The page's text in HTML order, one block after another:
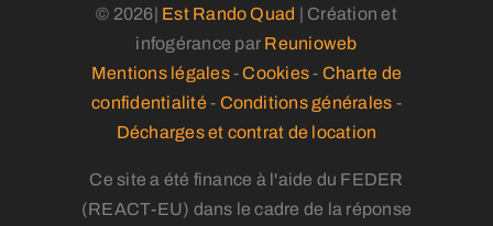
© 2026| Est Rando Quad | Création et
infogérance par Reunioweb
Mentions légales-Cookies- Charte de
confidentialité- Conditions générales -
Décharges et contrat de location
Ce site a été finance à l'aide du FEDER
(REACT-EU) dans le cadre de la réponse